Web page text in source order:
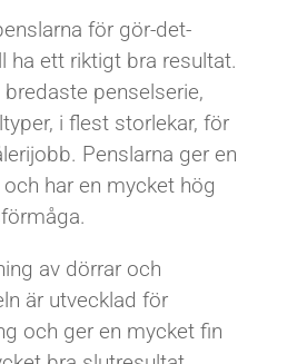
för gör-det-
ha ett riktigt bra resultat.
bredaste penselserie,
i flest storlekar, för
Penslarna ger en
har en mycket hög
av dörrar och
är utvecklad för
och ger en mycket fin